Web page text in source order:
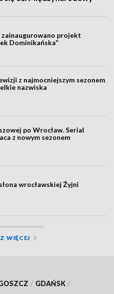
zainaugurowano projekt
Dominikańska”
z najmocniejszym sezonem
nazwiska
po Wrocław. Serial
z nowym sezonem
wrocławskiej Żyjni
WIĘCEJ
/ GDAŃSK /